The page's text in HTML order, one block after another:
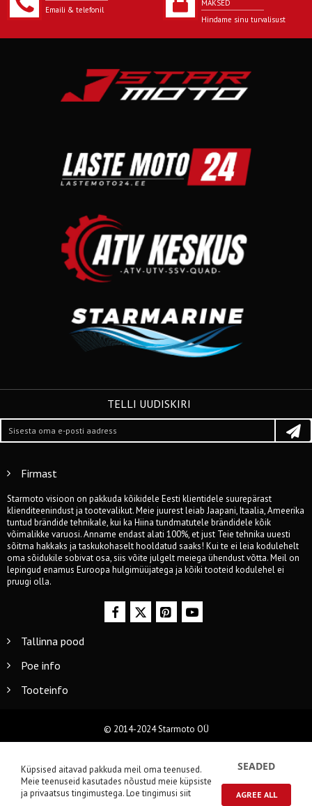
Emaili & telefonil
MAKSED
Hindame sinu turvalisust
TELLI UUDISKIRI
Firmast
Starmoto visioon on pakkuda kõikidele Eesti klientidele suurepärast
klienditeenindust ja tootevalikut. Meie juurest leiab Jaapani, Itaalia, Ameerika
tuntud brändide tehnikale, kui ka Hiina tundmatutele brändidele kõik
võimalikke varuosi. Anname endast alati 100%, et just Teie tehnika uuesti
sõitma hakkaks ja taskukohaselt hooldatud saaks! Kui te ei leia kodulehelt
oma sõidukile sobivat osa, siis võite julgelt meiega ühendust võtta. Meil on
lepingud enamus Euroopa hulgimüüjatega ja kõiki tooteid kodulehel ei
pruugi olla.
Tallinna pood
Poe info
Tooteinfo
© 2014-2024 Starmoto OÜ
Küpsised aitavad pakkuda meil oma teenused.
Meie teenuseid kasutades nõustud meie küpsiste
ja privaatsus tingimustega.Loe tingimusi siit
SEADED
AGREE ALL
0